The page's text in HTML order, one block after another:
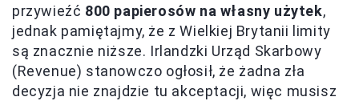
przywieźć 800 papierosów na własny użytek,
jednak pamiętajmy, że z Wielkiej Brytanii limity
są znacznie niższe. Irlandzki Urząd Skarbowy
(Revenue) stanowczo ogłosił, że żadna zła
decyzja nie znajdzie tu akceptacji, więc musisz